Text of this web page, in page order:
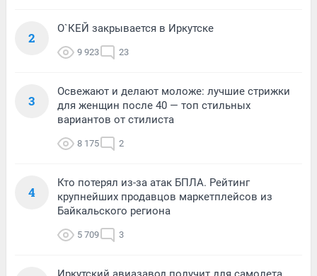
2
О`КЕЙ закрывается в Иркутске
9 923 23
3
Освежают и делают моложе: лучшие стрижки
для женщин после 40 — топ стильных
вариантов от стилиста
8 175 2
4
Кто потерял из-за атак БПЛА. Рейтинг
крупнейших продавцов маркетплейсов из
Байкальского региона
5 709 3